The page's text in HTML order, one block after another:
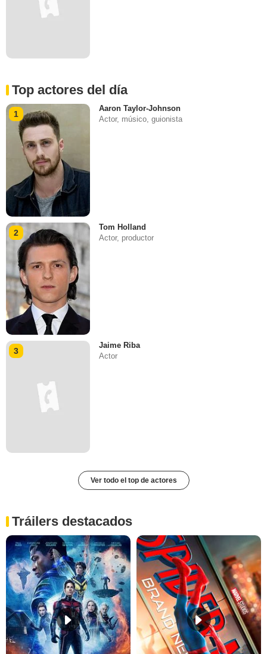
Top actores del día
1
Aaron Taylor-Johnson
Actor, músico, guionista
2
Tom Holland
Actor, productor
3
Jaime Riba
Actor
Ver todo el top de actores
Tráilers destacados